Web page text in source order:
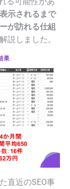
示されるまで
が訪れる仕組
説しました。
直近のSEO事